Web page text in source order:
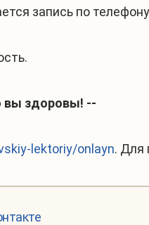
запись по
вы здоровы! --
lektoriy/onlayn. Для